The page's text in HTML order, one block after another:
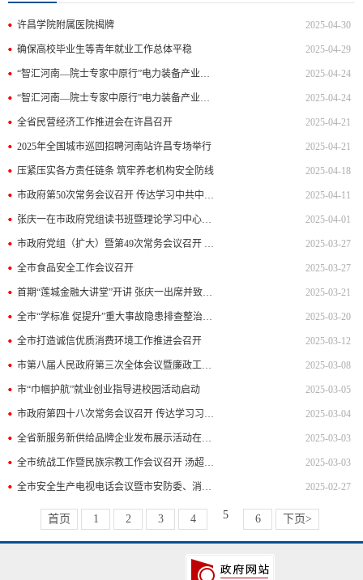
许昌学院附属医院揭牌 2025-04-30
确保高校毕业生等青年就业工作总体平稳 2025-04-29
“智汇河南—院士专家中原行”电力装备产业高质量发展许昌专场活动开幕 白明星等出席 2025-04-24
“智汇河南—院士专家中原行”电力装备产业高质量发展许昌专场活动举行签约仪式 白明星等出席 2025-04-24
全省民营经济工作推进会在许昌召开 2025-04-21
2025年全国城市巡回招聘河南站许昌专场举行 2025-04-21
压紧压实各方责任链条 筑牢养老机构安全防线 2025-04-18
市政府第50次常务会议召开 传达学习中共中央政治局会议和习近平总书记重要文章精神 研究政务服务提升、农村供水“四化”、新高考改革等工作 2025-04-11
张庆一在市政府党组读书班暨理论学习中心组集体学习研讨时强调 锲而不舍落实中央八项规定精神 以作风建设新成效为高质量发展提供坚强保障 2025-04-01
市政府党组（扩大）暨第49次常务会议召开 传达学习全国两会精神 部署深入贯彻中央八项规定精神学习教育等工作 2025-03-27
全市食品安全工作会议召开 2025-03-27
首期“莲城金融大讲堂”开讲 张庆一出席并致辞 陆劲松作专题辅导 2025-03-21
全市“学标准 促提升”重大事故隐患排查整治专项行动动员部署会议召开 强化标准引领 筑牢安全防线 确保安全生产形势持续稳定向好 张庆一杨恩红出席并讲话 2025-03-20
全市打造诚信优质消费环境工作推进会召开 2025-03-12
市第八届人民政府第三次全体会议暨廉政工作会议召开 锚定目标 务实重干 奋勇争先 在推动实现“两融五城四跃升”中作出更大贡献 2025-03-08
市“巾帼护航”就业创业指导进校园活动启动 2025-03-05
市政府第四十八次常务会议召开 传达学习习近平总书记重要讲话精神 研究经济运行、项目建设、“三农”和招商引资等工作 2025-03-04
全省新服务新供给品牌企业发布展示活动在我市举行 吴孔军出席并讲话 张庆一万战伟致辞 2025-03-03
全市统战工作暨民族宗教工作会议召开 汤超等出席 2025-03-03
全市安全生产电视电话会议暨市安防委、消安委全体（扩大）会议召开 从严从细从实抓好安全生产工作 全力维护人民群众生命财产安全 2025-02-27
首页 1 2 3 4 5 6 下页>